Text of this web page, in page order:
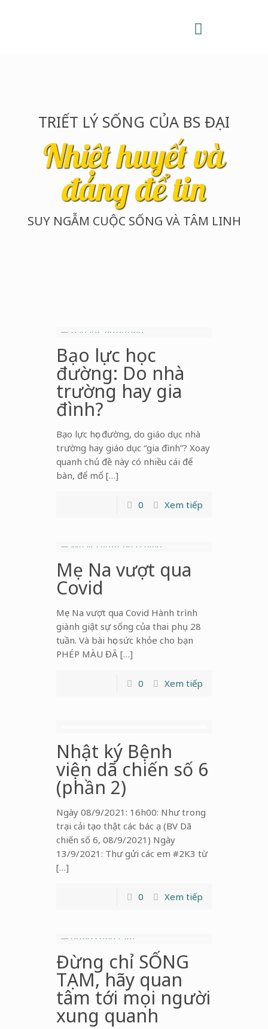
TRIẾT LÝ SỐNG CỦA BS ĐẠI
Nhiệt huyết và
đáng để tin
SUY NGẪM CUỘC SỐNG VÀ TÂM LINH
Bạo lực học
đường: Do nhà
trường hay gia
đình?
Bạo lực học đường, do giáo dục nhà
trường hay giáo dục “gia đình”? Xoay
quanh chủ đề này có nhiều cái để
bàn, để mổ […]
0 Xem tiếp
Mẹ Na vượt qua
Covid
Mẹ Na vượt qua Covid Hành trình
giành giật sự sống của thai phụ 28
tuần. Và bài học sức khỏe cho bạn
PHÉP MÀU ĐÃ […]
0 Xem tiếp
Nhật ký Bệnh
viện dã chiến số 6
(phần 2)
Ngày 08/9/2021: 16h00: Như trong
trại cải tạo thật các bác ạ (BV Dã
chiến số 6, 08/9/2021) Ngày
13/9/2021: Thư gửi các em #2K3 từ
[…]
0 Xem tiếp
Đừng chỉ SỐNG
TẠM, hãy quan
tâm tới mọi người
xung quanh